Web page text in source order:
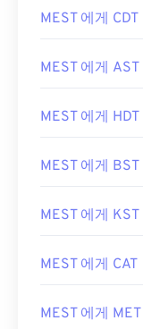
MEST 에게 CDT
MEST 에게 AST
MEST 에게 HDT
MEST 에게 BST
MEST 에게 KST
MEST 에게 CAT
MEST 에게 MET